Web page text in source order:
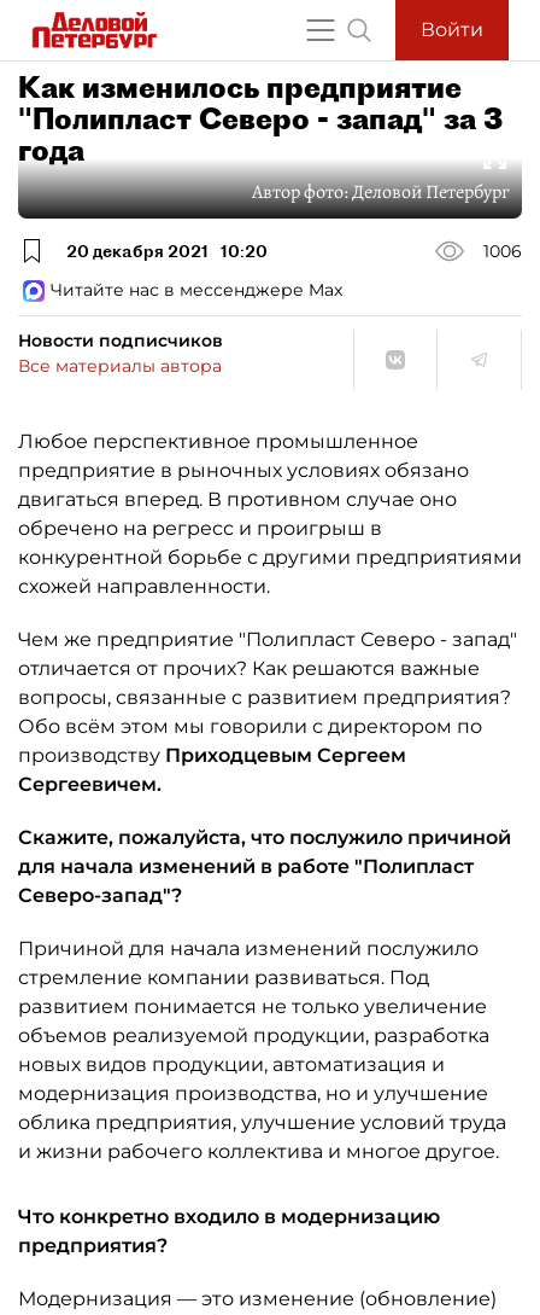
Войти
Как изменилось предприятие
"Полипласт Северо - запад" за 3
года
Автор фото:Деловой Петербург
20 декабря 2021 10:20
1006
Читайте нас в мессенджере Max
Новости подписчиков
Все материалы автора
Любое перспективное промышленное
предприятие в рыночных условиях обязано
двигаться вперед. В противном случае оно
обречено на регресс и проигрыш в
конкурентной борьбе с другими предприятиями
схожей направленности.
Чем же предприятие "Полипласт Северо - запад"
отличается от прочих? Как решаются важные
вопросы, связанные с развитием предприятия?
Обо всём этом мы говорили с директором по
производству Приходцевым Сергеем
Сергеевичем.
Скажите, пожалуйста, что послужило причиной
для начала изменений в работе "Полипласт
Северо-запад"?
Причиной для начала изменений послужило
стремление компании развиваться. Под
развитием понимается не только увеличение
объемов реализуемой продукции, разработка
новых видов продукции, автоматизация и
модернизация производства, но и улучшение
облика предприятия, улучшение условий труда
и жизни рабочего коллектива и многое другое.
Что конкретно входило в модернизацию
предприятия?
Модернизация — это изменение (обновление)